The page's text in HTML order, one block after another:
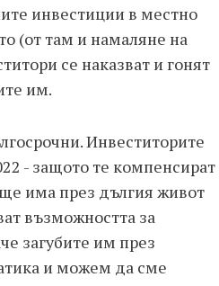
инвестиции в местно
(от там и намаляне на
се наказват и гонят
им.
Инвеститорите
- защото те компенсират
има през дългия живот
възможността за
загубите им през
и можем да сме